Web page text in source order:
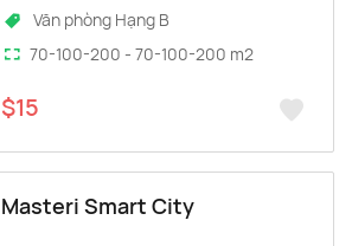
Văn phòng Hạng B
70-100-200 - 70-100-200 m2
$15
Masteri Smart City